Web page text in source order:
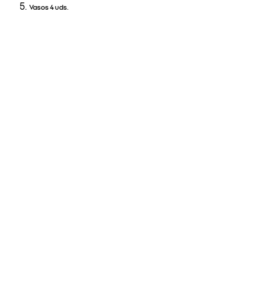
Vasos 4 uds.